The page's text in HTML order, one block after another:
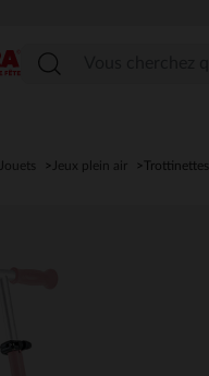
Jouets Jeux plein air Trottinettes